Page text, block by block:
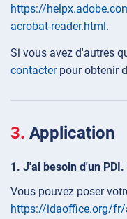
https://
acrobat-reader.html.
Si vous avez d'autres
contacterpour obtenir
Application
J'ai besoin d'un
Vous pouvez poser
https://idaoffice.org/